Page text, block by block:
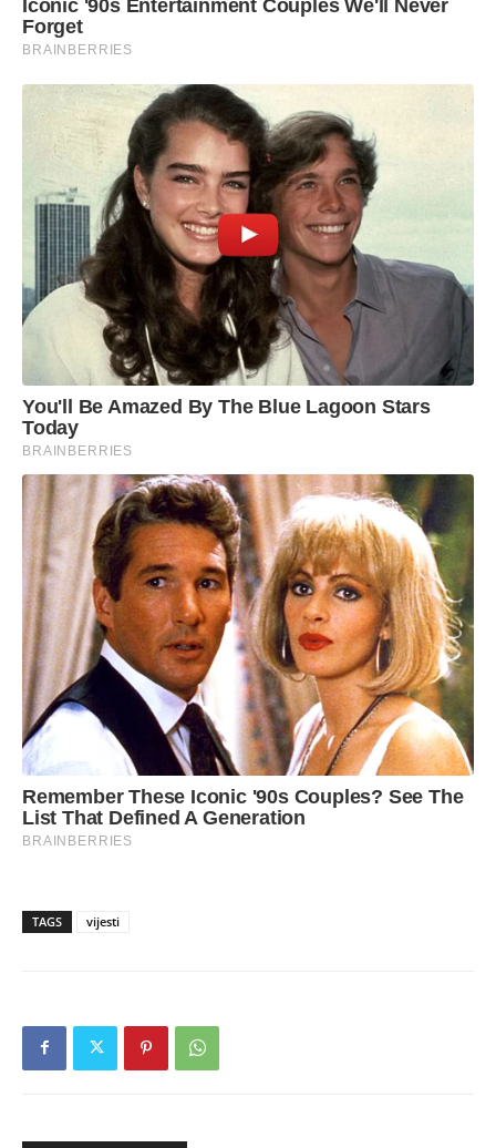
TAGS vijesti